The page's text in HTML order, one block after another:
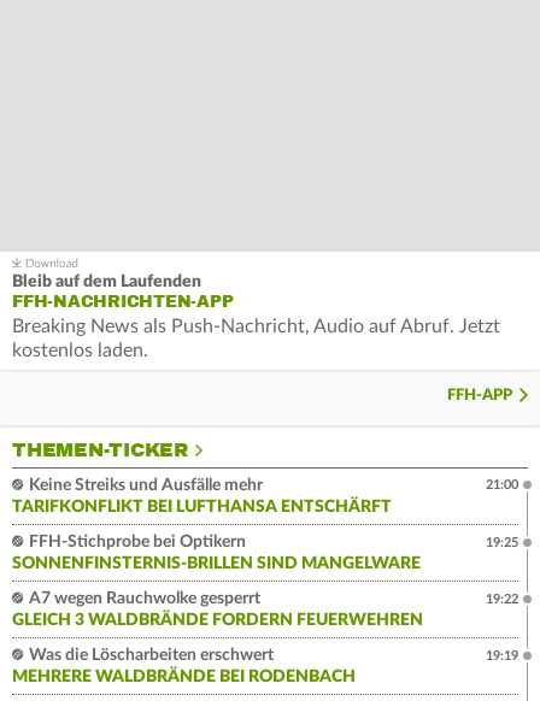
Bleib auf dem Laufenden
FFH-NACHRICHTEN-APP
Breaking News als Push-Nachricht, Audio auf Abruf. Jetzt
kostenlos laden.
FFH-APP
THEMEN-TICKER
Keine Streiks und Ausfälle mehr
TARIFKONFLIKT BEI LUFTHANSA ENTSCHÄRFT
21:00
FFH-Stichprobe bei Optikern
SONNENFINSTERNIS-BRILLEN SIND MANGELWARE
19:25
A7 wegen Rauchwolke gesperrt
GLEICH 3 WALDBRÄNDE FORDERN FEUERWEHREN
19:22
Was die Löscharbeiten erschwert
MEHRERE WALDBRÄNDE BEI RODENBACH
19:19